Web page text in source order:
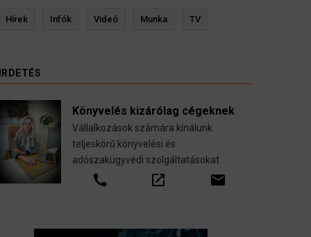
Ressler biztosítási szakértő
Hírek Infók Videó Munka TV
Könyvelés kizárólag cégeknek
Vállalkozások számára kínálunk
teljeskörű könyvelési és
adószakügyvédi szolgáltatásokat
call open_in_new email